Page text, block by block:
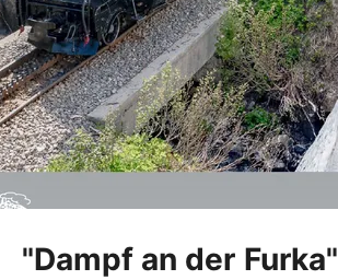
"Dampf an der Furka"